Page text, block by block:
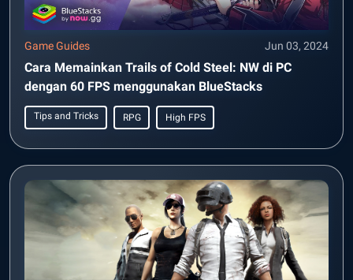
Game Guides Jun 03, 2024
Cara Memainkan Trails of Cold Steel: NW di PC
dengan 60 FPS menggunakan BlueStacks
Tips and Tricks RPG High FPS